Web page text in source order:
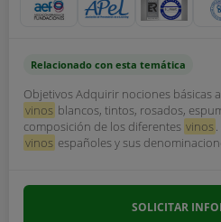
Relacionado con esta temática
Objetivos Adquirir nociones básicas
vinos blancos, tintos, rosados,
composición de los diferentes vinos
vinos españoles y sus
SOLICITAR